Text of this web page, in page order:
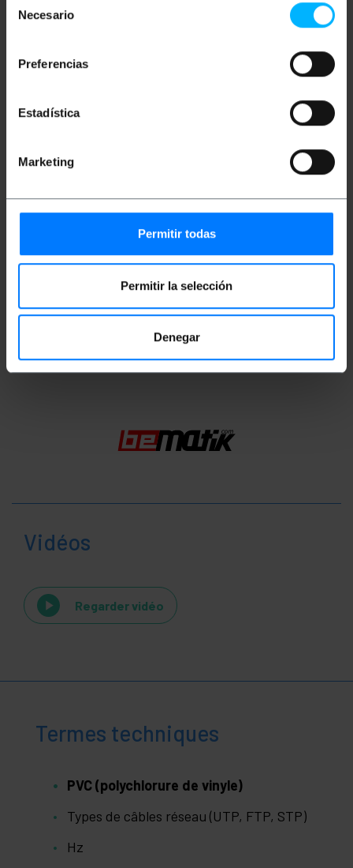
Necesario
Preferencias
Estadística
Marketing
Permitir todas
Permitir la selección
Denegar
Catégorie de câble réseau Ethernet RJ45 6a
UTP (Cat. 6a).
Débit en bauds : 10Gbps (10000Mbps) sur 100
Connecteurs RJ45 avec languette de
Poids brut: 702 g
hauteur): 20.0 x 20.0 x 4.2 cm
Dimensions du colis: 20.0 x 20.0 x 4.2 cm
Vidéos
Regarder vidéo
Termes techniques
PVC (polychlorure de vinyle)
Types de câbles réseau (UTP, FTP, STP)
Hz